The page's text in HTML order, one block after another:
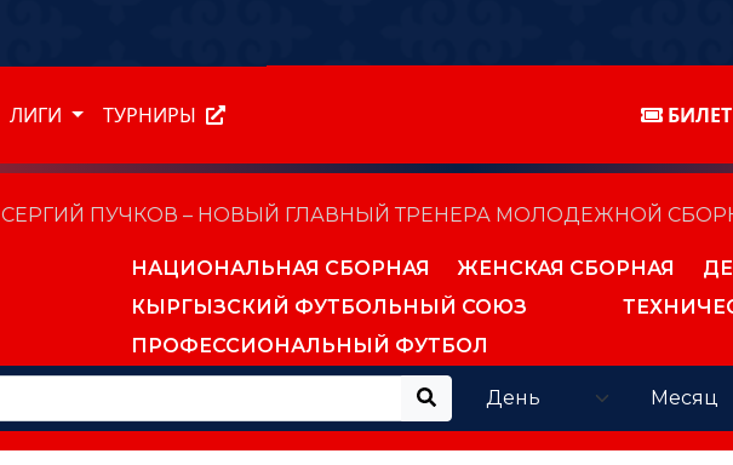
ЛИГИ ТУРНИРЫ
СЕРГИЙ ПУЧКОВ – НОВЫЙ ГЛАВНЫЙ ТРЕНЕРА МОЛОДЕЖНОЙ
НАЦИОНАЛЬНАЯ СБОРНАЯ ЖЕНСКАЯ СБОРНАЯ
КЫРГЫЗСКИЙ ФУТБОЛЬНЫЙ СОЮЗ
ПРОФЕССИОНАЛЬНЫЙ ФУТБОЛ